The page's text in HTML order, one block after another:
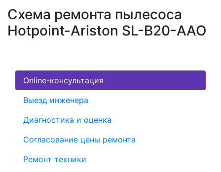
Схема ремонта пылесоса
Hotpoint-Ariston SL-B20-AAO
Online-консультация
Выезд инженера
Диагностика и оценка
Согласование цены ремонта
Ремонт техники